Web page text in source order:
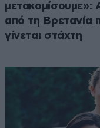
μετακομίσουμε»:
από τη Βρετανία
γίνεται στάχτη